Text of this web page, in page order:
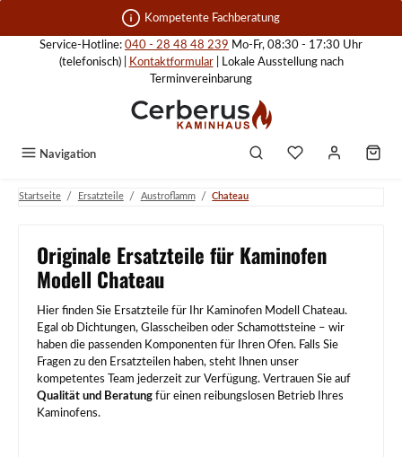
Zum Hauptinhalt springen Kompetente Fachberatung
Service-Hotline: 040 - 28 48 48 239 Mo-Fr, 08:30 - 17:30 Uhr
(telefonisch) |
Kontaktformular| Lokale Ausstellung nach
Terminvereinbarung
Navigation
Startseite / Ersatzteile / Austroflamm / Chateau
Originale Ersatzteile für Kaminofen
Modell Chateau
Hier finden Sie Ersatzteile für Ihr Kaminofen Modell Chateau.
Egal ob Dichtungen, Glasscheiben oder Schamottsteine – wir
haben die passenden Komponenten für Ihren Ofen. Falls Sie
Fragen zu den Ersatzteilen haben, steht Ihnen unser
kompetentes Team jederzeit zur Verfügung. Vertrauen Sie auf
Qualität und Beratung für einen reibungslosen Betrieb Ihres
Kaminofens.